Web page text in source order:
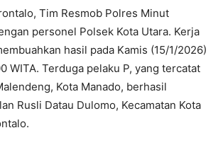
Tim Resmob Polres Minut
personel Polsek Kota Utara. Kerja
hasil pada Kamis (15/1/2026)
WITA. Terduga pelaku P, yang tercatat
Kota Manado, berhasil
Rusli Datau Dulomo, Kecamatan Kota